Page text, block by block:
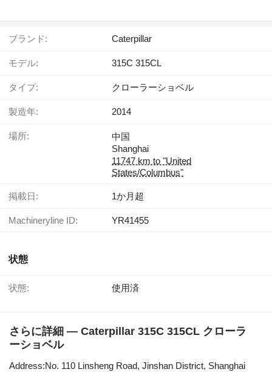
ブランド: Caterpillar
モデル: 315C 315CL
タイプ: クローラーショベル
製造年: 2014
場所:
中国
Shanghai
11747 km to "United
States/Columbus"
掲載日: 1か月超
Machineryline ID: YR41455
状態
状態: 使用済
さらに詳細 — Caterpillar 315C 315CL クローラ
ーショベル
Address:No. 110 Linsheng Road, Jinshan District, Shanghai